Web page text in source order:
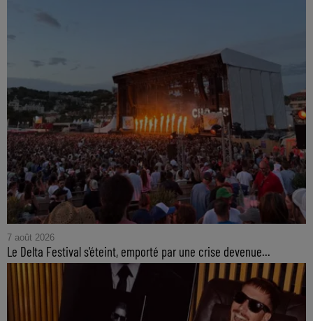
7 août 2026
Le Delta Festival s'éteint, emporté par une crise devenue...